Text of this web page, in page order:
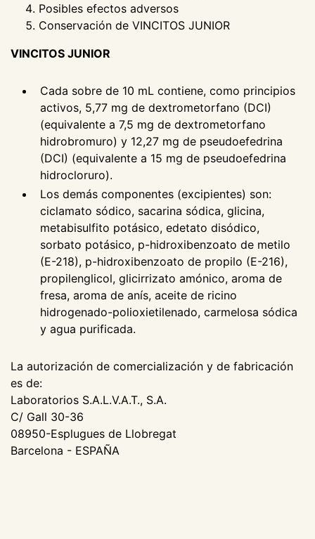
Posibles efectos adversos
Conservación de VINCITOS JUNIOR
VINCITOS JUNIOR
Cada sobre de 10 mL contiene, como principios
activos, 5,77 mg de dextrometorfano (DCI)
(equivalente a 7,5 mg de dextrometorfano
hidrobromuro) y 12,27 mg de pseudoefedrina
(DCI) (equivalente a 15 mg de pseudoefedrina
hidrocloruro).
Los demás componentes (excipientes) son:
ciclamato sódico, sacarina sódica, glicina,
metabisulfito potásico, edetato disódico,
sorbato potásico, p-hidroxibenzoato de metilo
(E-218), p-hidroxibenzoato de propilo (E-216),
propilenglicol, glicirrizato amónico, aroma de
fresa, aroma de anís, aceite de ricino
hidrogenado-polioxietilenado, carmelosa sódica
y agua purificada.
La autorización de comercialización y de fabricación
es de:
Laboratorios S.A.L.V.A.T., S.A.
C/ Gall 30-36
08950-Esplugues de Llobregat
Barcelona - ESPAÑA